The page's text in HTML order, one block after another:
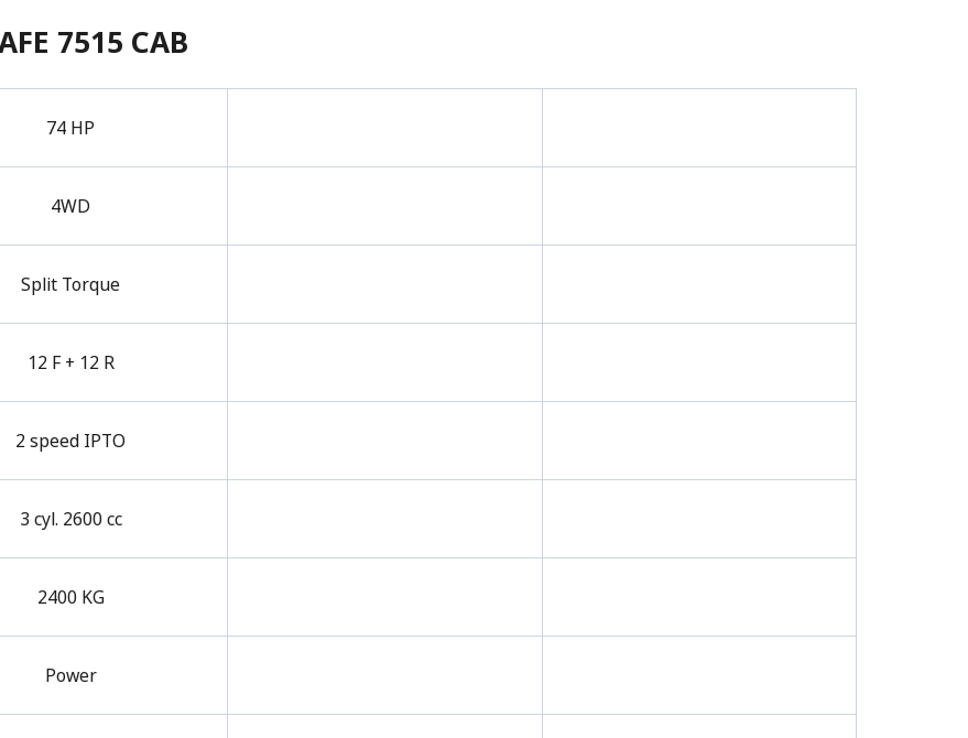
7515 CAB
74 HP
4WD
Split Torque
12 F + 12 R
2 speed IPTO
3 cyl. 2600 cc
2400 KG
Power